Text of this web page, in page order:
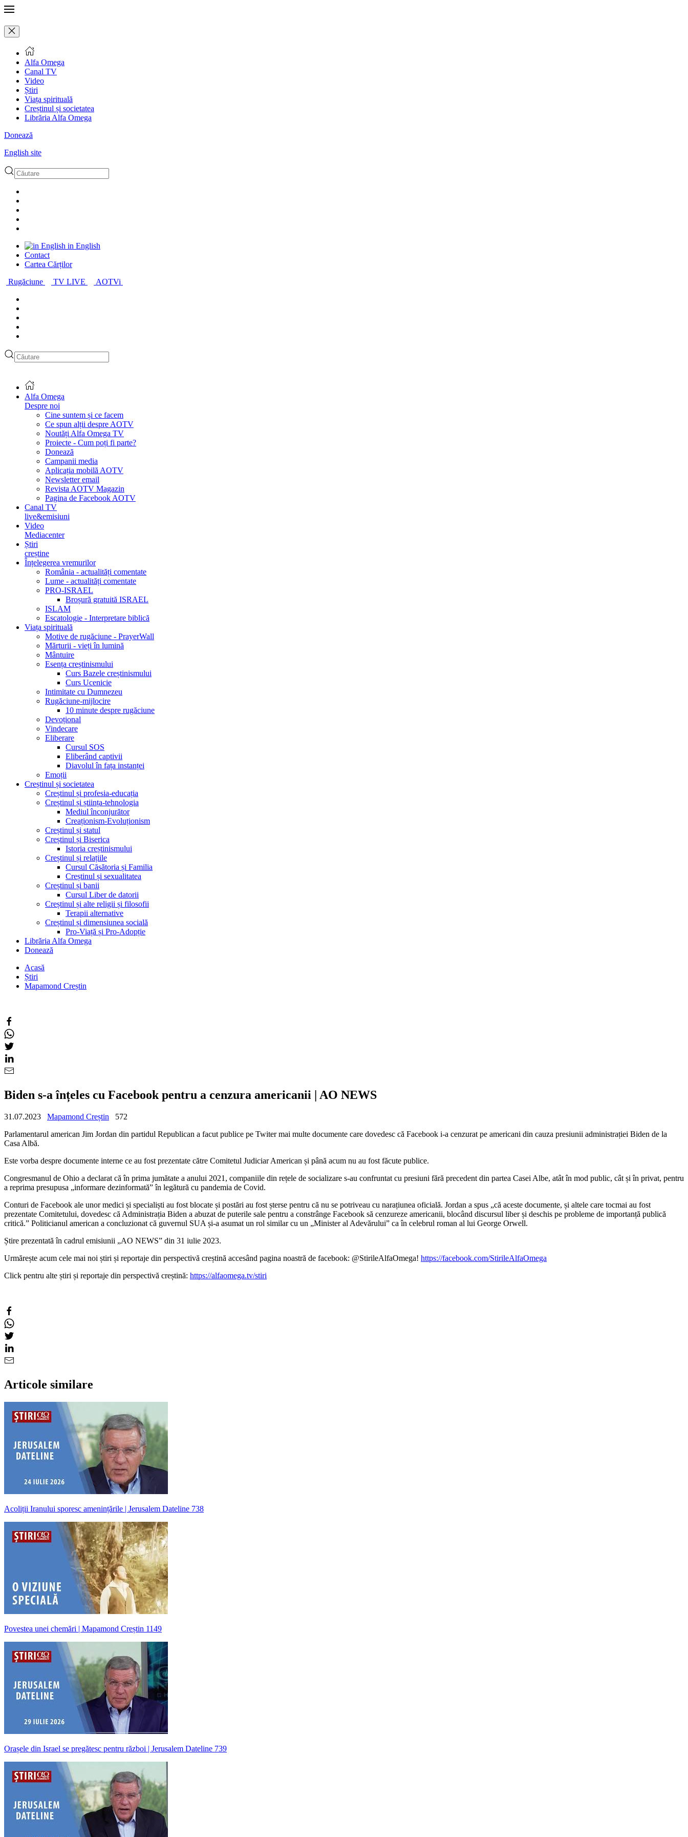
Alfa Omega
Canal TV
Video
Știri
Viața spirituală
Creștinul și societatea
Librăria Alfa Omega
Donează
English site
in English
Contact
Cartea Cărților
Rugăciune
TV LIVE AOTVi
Alfa Omega
Despre noi
Cine suntem și ce facem
Ce spun alții despre AOTV
Noutăți Alfa Omega TV
Proiecte - Cum poți fi parte?
Donează
Campanii media
Aplicația mobilă AOTV
Newsletter email
Revista AOTV Magazin
Pagina de Facebook AOTV
Canal TV
live&emisiuni
Video
Mediacenter
Știri
creștine
Înțelegerea vremurilor
România - actualități comentate
Lume - actualități comentate
PRO-ISRAEL
Broșură gratuită ISRAEL
ISLAM
Escatologie - Interpretare biblică
Viața spirituală
Motive de rugăciune - PrayerWall
Mărturii - vieți în lumină
Mântuire
Esența creștinismului
Curs Bazele creștinismului
Curs Ucenicie
Intimitate cu Dumnezeu
Rugăciune-mijlocire
10 minute despre rugăciune
Devoțional
Vindecare
Eliberare
Cursul SOS
Eliberând captivii
Diavolul în fața instanței
Emoții
Creștinul și societatea
Creștinul și profesia-educația
Creștinul și știința-tehnologia
Mediul înconjurător
Creaționism-Evoluționism
Creștinul și statul
Creștinul și Biserica
Istoria creștinismului
Creștinul și relațiile
Cursul Căsătoria și Familia
Creștinul și sexualitatea
Creștinul și banii
Cursul Liber de datorii
Creștinul și alte religii și filosofii
Terapii alternative
Creștinul și dimensiunea socială
Pro-Viață și Pro-Adopție
Librăria Alfa Omega
Donează
Acasă
Știri
Mapamond Creștin
Biden s-a înțeles cu Facebook pentru a cenzura americanii | AO NEWS
31.07.2023 Mapamond Creștin
572
Parlamentarul american Jim Jordan din partidul Republican a facut publice pe Twiter mai multe documente care dovedesc că Facebook i-a cenzurat pe americani din cauza presiunii administrației Biden de la
Casa Albă.
Este vorba despre documente interne ce au fost prezentate către Comitetul Judiciar American și până acum nu au fost făcute publice.
Congresmanul de Ohio a declarat că în prima jumătate a anului 2021, companiile din rețele de socializare s-au confruntat cu presiuni fără precedent din partea Casei Albe, atât în mod public, cât și în privat, pentru
a reprima presupusa „informare dezinformată” în legătură cu pandemia de Covid.
Conturi de Facebook ale unor medici și specialiști au fost blocate și postări au fost șterse pentru că nu se potriveau cu narațiunea oficială. Jordan a spus „că aceste documente, și altele care tocmai au fost
prezentate Comitetului, dovedesc că Administrația Biden a abuzat de puterile sale pentru a constrânge Facebook să cenzureze americanii, blocând discursul liber și deschis pe probleme de importanță publică
critică.” Politicianul american a concluzionat că guvernul SUA și-a asumat un rol similar cu un „Minister al Adevărului” ca în celebrul roman al lui George Orwell.
Știre prezentată în cadrul emisiunii „AO NEWS” din 31 iulie 2023.
Urmărește acum cele mai noi știri și reportaje din perspectivă creștină accesând pagina noastră de facebook: @StirileAlfaOmega! https://facebook.com/StirileAlfaOmega
Click pentru alte știri și reportaje din perspectivă creștină: https://alfaomega.tv/stiri
Articole similare
Acoliții Iranului sporesc amenințările | Jerusalem Dateline 738
Povestea unei chemări | Mapamond Creștin 1149
Orașele din Israel se pregătesc pentru război | Jerusalem Dateline 739